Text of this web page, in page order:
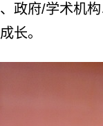
政府/学术机
长。